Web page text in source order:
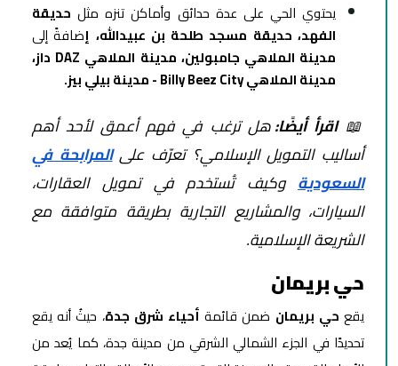
يحتوي الحي على عدة حدائق وأماكن تنزه مثل حديقة
الفهد، حديقة مسجد طلحة بن عبيدالله، إضافةً إلى
مدينة الملاهي جامبولين، مدينة الملاهي DAZ داز،
مدينة الملاهي Billy Beez City - مدينة بيلي بيز.
📖اقرأ أيضًا:هل ترغب في فهم أعمق لأحد أهم
أساليب التمويل الإسلامي؟ تعرّف على المرابحة في
السعودية وكيف تُستخدم في تمويل العقارات،
السيارات، والمشاريع التجارية بطريقة متوافقة مع
الشريعة الإسلامية.
حي بريمان
يقعحي بريمان ضمن قائمة أحياء شرق جدة، حيثُ أنه يقع
تحديدًا في الجزء الشمالي الشرقي من مدينة جدة، كما يُعد من